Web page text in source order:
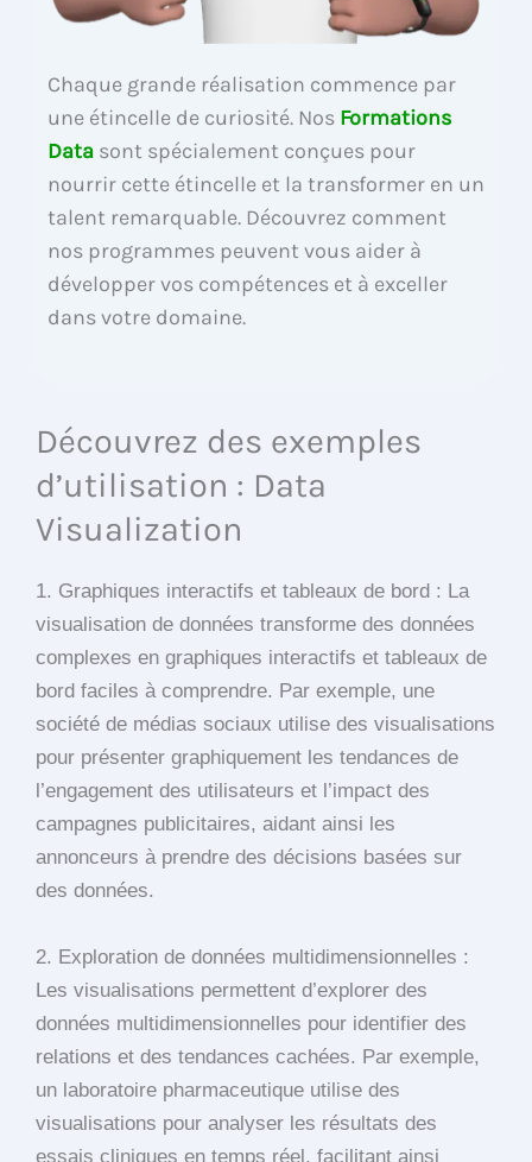
Chaque grande réalisation commence par
une étincelle de curiosité. Nos Formations
Data sont spécialement conçues pour
nourrir cette étincelle et la transformer en un
talent remarquable. Découvrez comment
nos programmes peuvent vous aider à
développer vos compétences et à exceller
dans votre domaine.
Découvrez des exemples
d’utilisation : Data
Visualization
1. Graphiques interactifs et tableaux de bord : La
visualisation de données transforme des données
complexes en graphiques interactifs et tableaux de
bord faciles à comprendre. Par exemple, une
société de médias sociaux utilise des visualisations
pour présenter graphiquement les tendances de
l’engagement des utilisateurs et l’impact des
campagnes publicitaires, aidant ainsi les
annonceurs à prendre des décisions basées sur
des données.
2. Exploration de données multidimensionnelles :
Les visualisations permettent d’explorer des
données multidimensionnelles pour identifier des
relations et des tendances cachées. Par exemple,
un laboratoire pharmaceutique utilise des
visualisations pour analyser les résultats des
essais cliniques en temps réel, facilitant ainsi